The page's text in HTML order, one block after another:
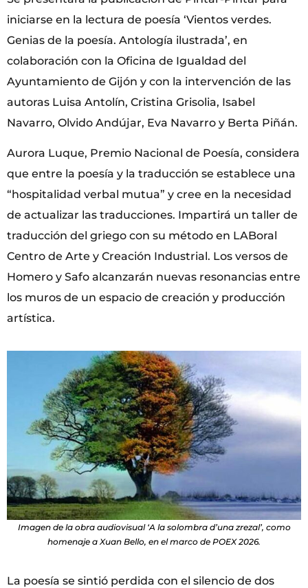
iniciarse en la lectura de poesía ‘Vientos verdes.
Genias de la poesía. Antología ilustrada’, en
colaboración con la Oficina de Igualdad del
Ayuntamiento de Gijón y con la intervención de las
autoras Luisa Antolín, Cristina Grisolia, Isabel
Navarro, Olvido Andújar, Eva Navarro y Berta Piñán.
Aurora Luque, Premio Nacional de Poesía, considera
que entre la poesía y la traducción se establece una
“hospitalidad verbal mutua” y cree en la necesidad
de actualizar las traducciones. Impartirá un taller de
traducción del griego con su método en LABoral
Centro de Arte y Creación Industrial. Los versos de
Homero y Safo alcanzarán nuevas resonancias entre
los muros de un espacio de creación y producción
artística.
Imagen de la obra audiovisual ‘A la solombra d’una zrezal’, como
homenaje a Xuan Bello, en el marco de POEX 2026.
La poesía se sintió perdida con el silencio de dos